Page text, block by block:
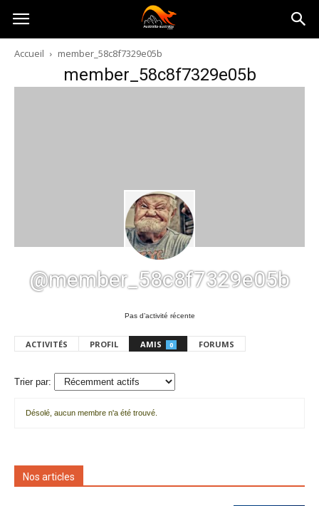
Australia-
australie.com
Accueil member_58c8f7329e05b
member_58c8f7329e05b
@member_58c8f7329e05b
Pas d’activité récente
ACTIVITÉS PROFIL AMIS 0 FORUMS
Trier par:
amis
Désolé, aucun membre n'a été trouvé.
Nos articles